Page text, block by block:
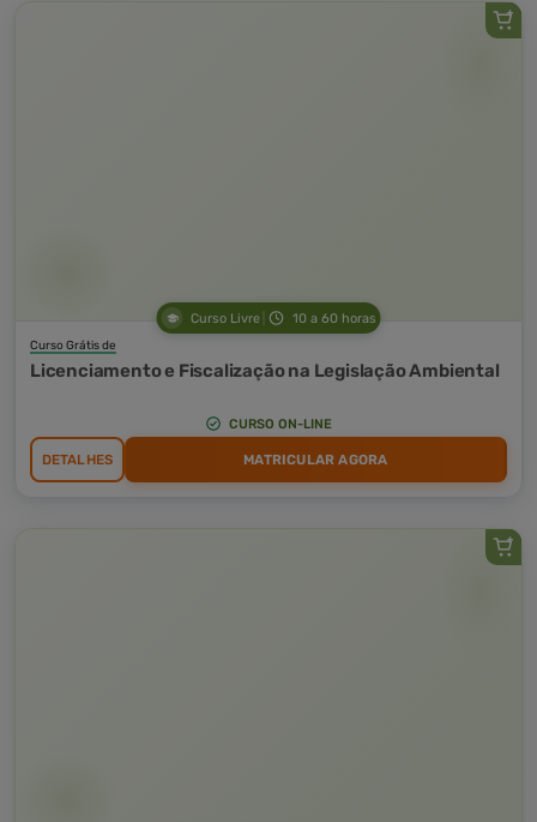
Curso Livre 10 a 60 horas
Curso Grátis de
Licenciamento e Fiscalização na Legislação Ambiental
CURSO ON-LINE
DETALHES MATRICULAR AGORA